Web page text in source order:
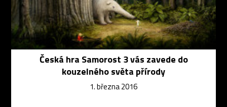
Česká hra Samorost 3 vás zavede do
kouzelného světa přírody
1. března 2016